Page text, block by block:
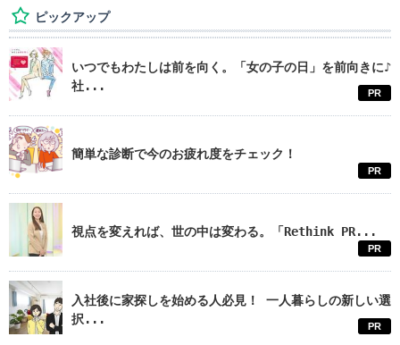
ピックアップ
いつでもわたしは前を向く。「女の子の日」を前向きに♪
社...
PR
簡単な診断で今のお疲れ度をチェック！
PR
視点を変えれば、世の中は変わる。「Rethink PR...
PR
入社後に家探しを始める人必見！ 一人暮らしの新しい選
択...
PR